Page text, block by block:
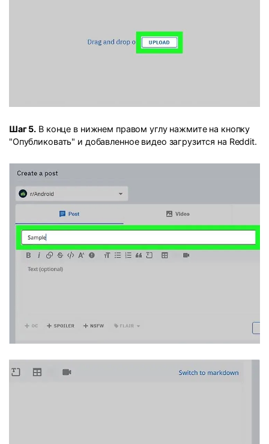
Шаг 5. В конце в нижнем правом углу нажмите на кнопку
"Опубликовать" и добавленное видео загрузится на Reddit.